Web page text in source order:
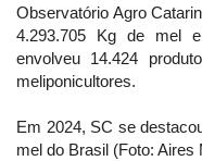
Observatório Agro
4.293.705 Kg de mel
envolveu 14.424
meliponicultores.
Em 2024, SC se
mel do Brasil (Foto: Aires